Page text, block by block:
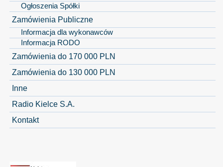
Ogłoszenia Spółki
Zamówienia Publiczne
Informacja dla wykonawców
Informacja RODO
Zamówienia do 170 000 PLN
Zamówienia do 130 000 PLN
Inne
Radio Kielce S.A.
Kontakt